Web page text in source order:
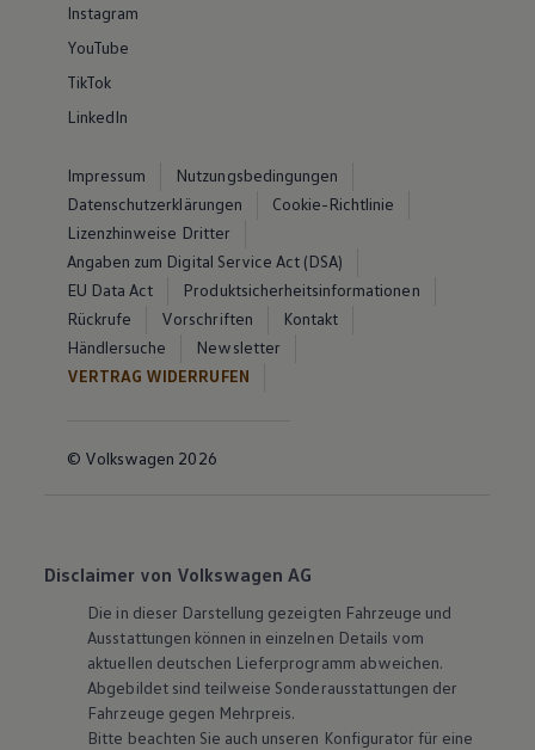
Instagram
YouTube
TikTok
LinkedIn
Impressum
Nutzungsbedingungen
Datenschutzerklärungen
Cookie-Richtlinie
Lizenzhinweise Dritter
Angaben zum Digital Service Act (DSA)
EU Data Act
Produktsicherheitsinformationen
Rückrufe
Vorschriften
Kontakt
Händlersuche
Newsletter
VERTRAG WIDERRUFEN
© Volkswagen 2026
Disclaimer von Volkswagen AG
Die in dieser Darstellung gezeigten Fahrzeuge und
Ausstattungen können in einzelnen Details vom
aktuellen deutschen Lieferprogramm abweichen.
Abgebildet sind teilweise Sonderausstattungen der
Fahrzeuge gegen Mehrpreis.
Bitte beachten Sie auch unseren Konfigurator für eine